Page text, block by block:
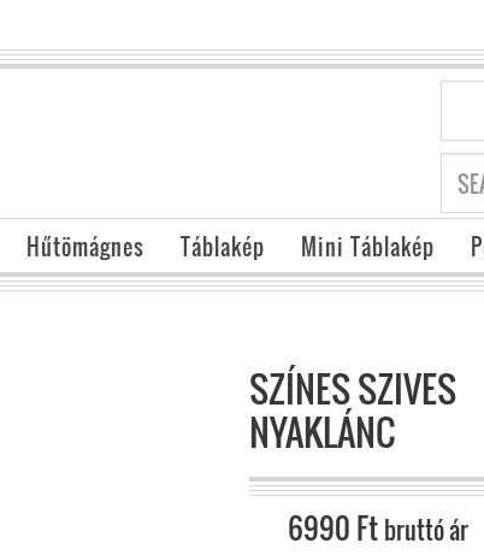
Hűtömágnes Táblakép Mini Táblakép
SZÍNES SZIVES
NYAKLÁNC
6990Ft bruttó ár